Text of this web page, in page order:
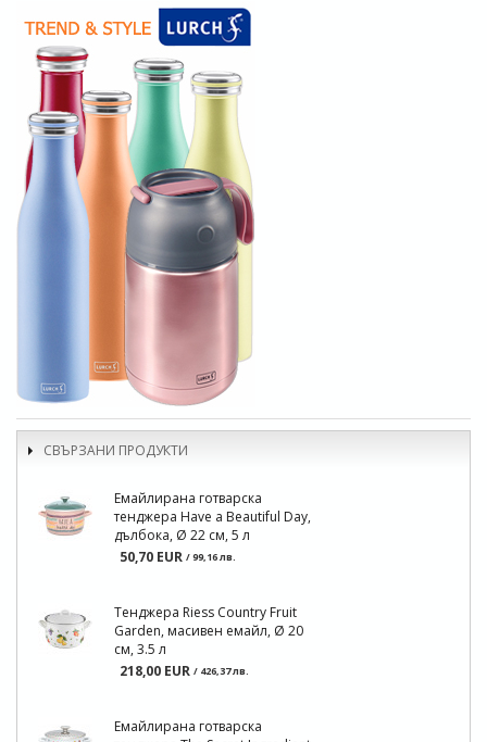
СВЪРЗАНИ ПРОДУКТИ
Емайлирана готварска
тенджера Have a Beautiful Day,
дълбока, Ø 22 см, 5 л
50,70 EUR / 99,16 лв.
Тенджера Riess Country Fruit
Garden, масивен емайл, Ø 20
см, 3.5 л
218,00 EUR / 426,37 лв.
Емайлирана готварска